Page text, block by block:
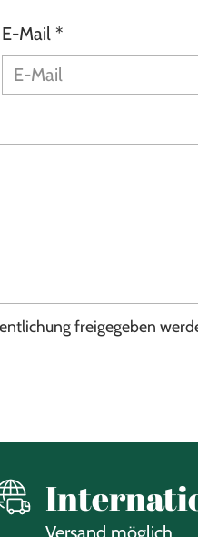
E-Mail *
freigegeben
Versand möglich